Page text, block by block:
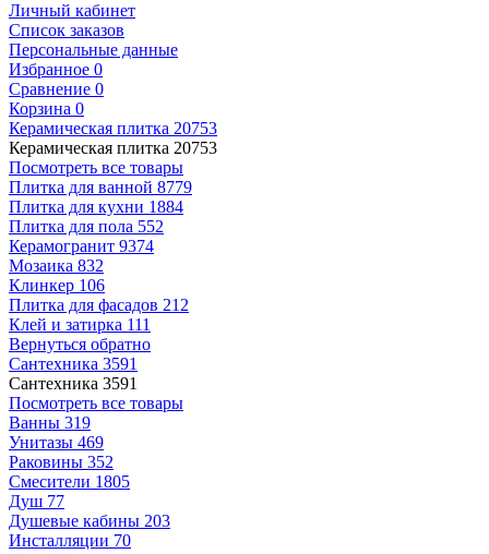
Личный кабинет
Список заказов
Персональные данные
Избранное 0
Сравнение 0
Корзина 0
Керамическая плитка 20753
Керамическая плитка 20753
Посмотреть все товары
Плитка для ванной 8779
Плитка для кухни 1884
Плитка для пола 552
Керамогранит 9374
Мозаика 832
Клинкер 106
Плитка для фасадов 212
Клей и затирка 111
Вернуться обратно
Сантехника 3591
Сантехника 3591
Посмотреть все товары
Ванны 319
Унитазы 469
Раковины 352
Смесители 1805
Душ 77
Душевые кабины 203
Инсталляции 70